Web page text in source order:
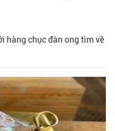
hàng chục đàn ong tìm về